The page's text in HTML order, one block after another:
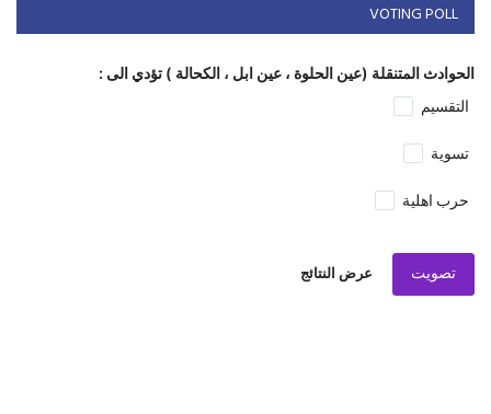
VOTING POLL
الحوادث المتنقلة (عين الحلوة ، عين ابل ، الكحالة ) تؤدي الى :
التقسيم
تسوية
حرب اهلية
تصويت عرض النتائج